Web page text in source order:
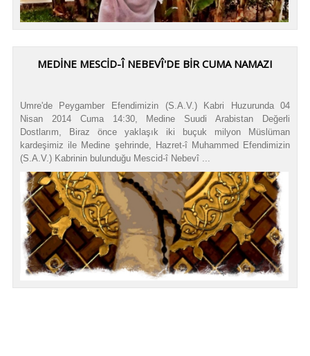
MEDİNE MESCİD-Î NEBEVÎ'DE BİR CUMA NAMAZI
Umre'de Peygamber Efendimizin (S.A.V.) Kabri Huzurunda 04
Nisan 2014 Cuma 14:30, Medine Suudi Arabistan Değerli
Dostlarım, Biraz önce yaklaşık iki buçuk milyon Müslüman
kardeşimiz ile Medine şehrinde, Hazret-î Muhammed Efendimizin
(S.A.V.) Kabrinin bulunduğu Mescid-î Nebevî ...